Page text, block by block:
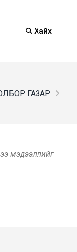
Хайх
ГАЗАР
мэдээллийг